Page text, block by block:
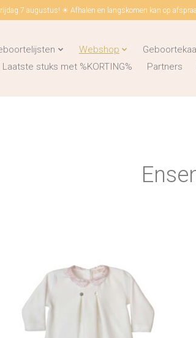
7 augustus! ☀ Afhalen en langskomen kan op
Webshop
Laatste stuks met %KORTING%
Partners